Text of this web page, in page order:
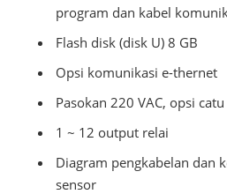
program dan kabel
Flash disk (disk U) 8 GB
Opsi komunikasi e-thernet
Pasokan 220 VAC, opsi
1 ~ 12 output relai
Diagram pengkabelan dan
sensor